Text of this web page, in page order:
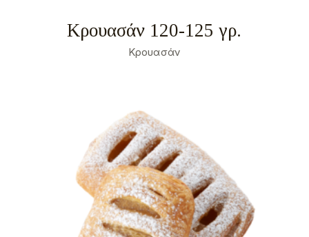
Κρουασάν 120-125 γρ.
Κρουασάν